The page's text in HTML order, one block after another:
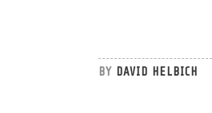
BY DAVID HELBICH